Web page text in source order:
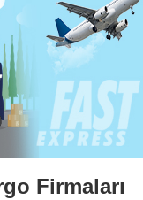
Firmaları